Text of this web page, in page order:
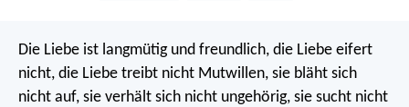
Die Liebe ist langmütig und freundlich, die Liebe eifert
nicht, die Liebe treibt nicht Mutwillen, sie bläht sich
nicht auf, sie verhält sich nicht ungehörig, sie sucht nicht